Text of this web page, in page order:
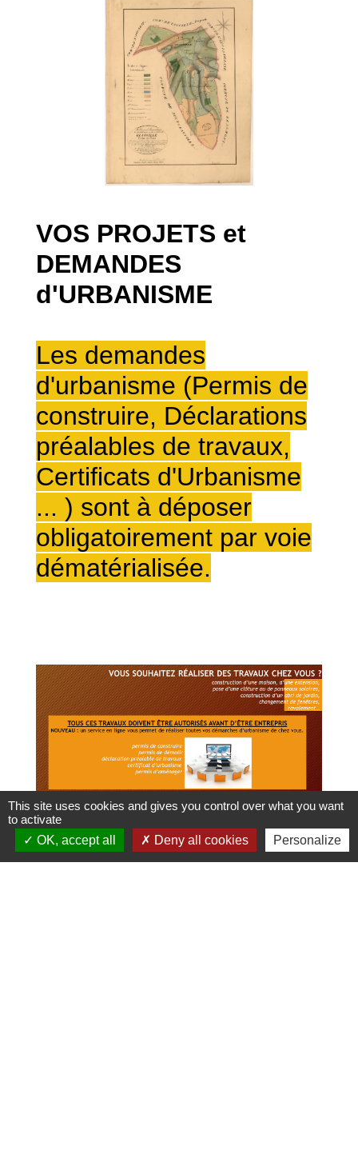
VOS PROJETS et
DEMANDES
d'URBANISME
Les demandes
d'urbanisme (Permis de
construire, Déclarations
préalables de travaux,
Certificats d'Urbanisme
... ) sont à déposer
obligatoirement par voie
dématérialisée.
This site uses cookies and gives you control over what you want
to activate
OK, accept all
Deny all cookies Personalize